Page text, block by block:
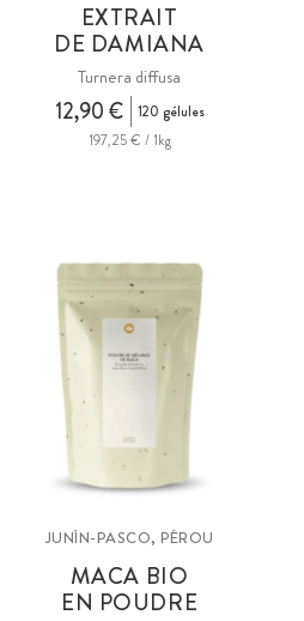
EXTRAIT
DE DAMIANA
Turnera diffusa
12,90 €
120 gélules
197,25 € / 1kg
JUNÍN-PASCO, PÉROU
MACA BIO
EN POUDRE